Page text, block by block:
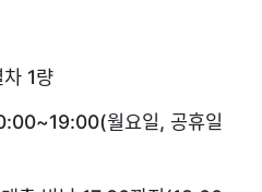
1량
월요일, 공휴일